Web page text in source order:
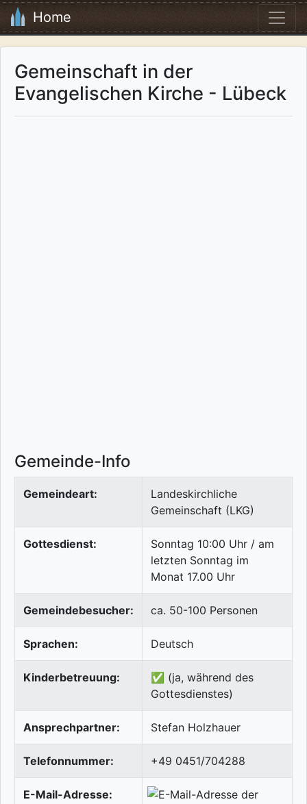
Home
Gemeinschaft in der
Evangelischen Kirche - Lübeck
Gemeinde-Info
Gemeindeart:
Landeskirchliche
Gemeinschaft (LKG)
Gottesdienst:
Sonntag 10:00 Uhr / am
letzten Sonntag im
Monat 17.00 Uhr
Gemeindebesucher: ca. 50-100 Personen
Sprachen: Deutsch
Kinderbetreuung:
✅ (ja, während des
Gottesdienstes)
Ansprechpartner: Stefan Holzhauer
Telefonnummer: +49 0451/704288
E-Mail-Adresse: